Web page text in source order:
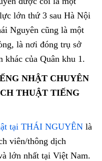
lớn thứ 3 sau Hà Nội
Nguyên cũng là một
là nơi đóng trụ sở
khác của Quân khu 1.
NHẬT CHUYÊN
THUẬT TIẾNG
tại THÁI NGUYÊN là
viên/thông dịch
lớn nhất tại Việt Nam.